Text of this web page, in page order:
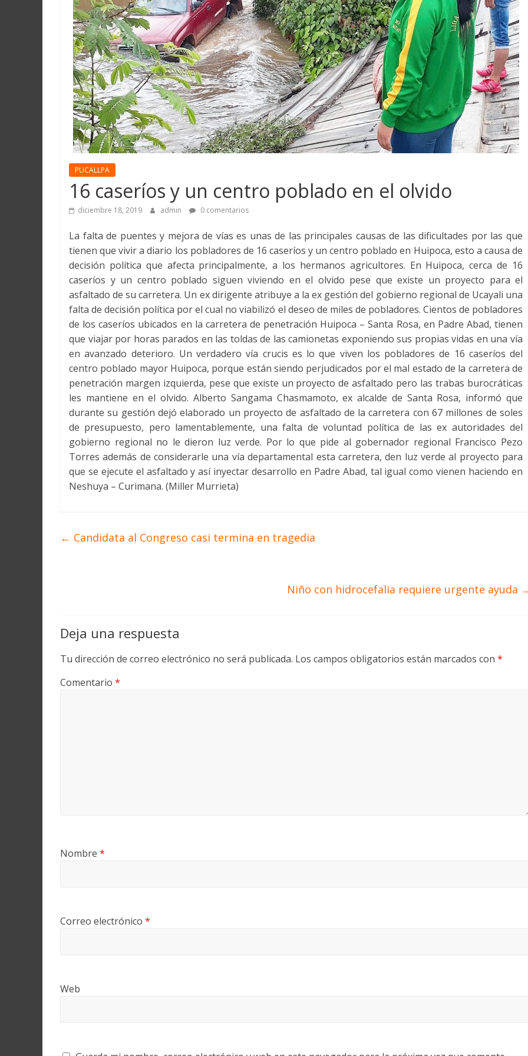
Martín
Loreto
PUCALLPA
16 caseríos y un centro poblado en el olvido
diciembre 18, 2019 admin 0 comentarios
La falta de puentes y mejora de vías es unas de las principales causas de las dificultades por las que
tienen que vivir a diario los pobladores de 16 caseríos y un centro poblado en Huipoca, esto a causa de
decisión política que afecta principalmente, a los hermanos agricultores. En Huipoca, cerca de 16
caseríos y un centro poblado siguen viviendo en el olvido pese que existe un proyecto para el
asfaltado de su carretera. Un ex dirigente atribuye a la ex gestión del gobierno regional de Ucayali una
falta de decisión política por el cual no viabilizó el deseo de miles de pobladores. Cientos de pobladores
de los caseríos ubicados en la carretera de penetración Huipoca – Santa Rosa, en Padre Abad, tienen
que viajar por horas parados en las toldas de las camionetas exponiendo sus propias vidas en una vía
en avanzado deterioro. Un verdadero vía crucis es lo que viven los pobladores de 16 caseríos del
centro poblado mayor Huipoca, porque están siendo perjudicados por el mal estado de la carretera de
penetración margen izquierda, pese que existe un proyecto de asfaltado pero las trabas burocráticas
les mantiene en el olvido. Alberto Sangama Chasmamoto, ex alcalde de Santa Rosa, informó que
durante su gestión dejó elaborado un proyecto de asfaltado de la carretera con 67 millones de soles
de presupuesto, pero lamentablemente, una falta de voluntad política de las ex autoridades del
gobierno regional no le dieron luz verde. Por lo que pide al gobernador regional Francisco Pezo
Torres además de considerarle una vía departamental esta carretera, den luz verde al proyecto para
que se ejecute el asfaltado y así inyectar desarrollo en Padre Abad, tal igual como vienen haciendo en
Neshuya – Curimana. (Miller Murrieta)
← Candidata al Congreso casi termina en tragedia
Niño con hidrocefalia requiere urgente ayuda
Deja una respuesta
Tu dirección de correo electrónico no será publicada. Los campos obligatorios están marcados con *
Comentario *
Nombre *
Correo electrónico *
Web